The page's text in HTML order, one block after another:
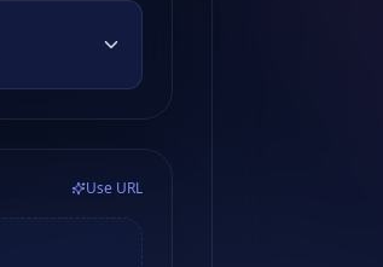
Use URL